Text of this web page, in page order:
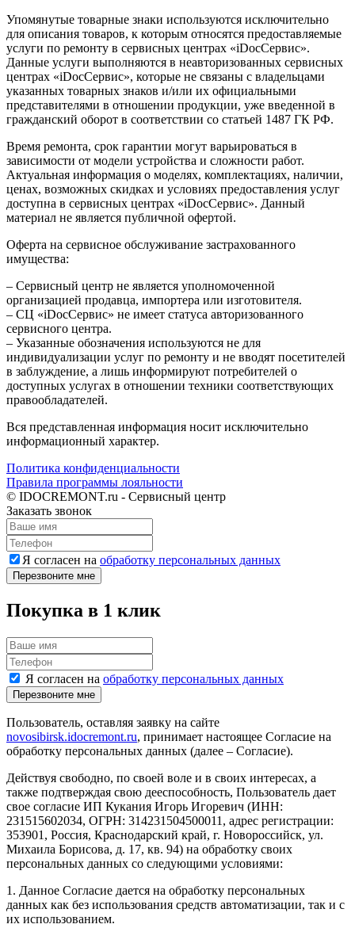
Упомянутые товарные знаки используются исключительно
для описания товаров, к которым относятся предоставляемые
услуги по ремонту в сервисных центрах «iDocСервис».
Данные услуги выполняются в неавторизованных сервисных
центрах «iDocСервис», которые не связаны с владельцами
указанных товарных знаков и/или их официальными
представителями в отношении продукции, уже введенной в
гражданский оборот в соответствии со статьей 1487 ГК РФ.
Время ремонта, срок гарантии могут варьироваться в
зависимости от модели устройства и сложности работ.
Актуальная информация о моделях, комплектациях, наличии,
ценах, возможных скидках и условиях предоставления услуг
доступна в сервисных центрах «iDocСервис». Данный
материал не является публичной офертой.
Оферта на сервисное обслуживание застрахованного
имущества:
– Сервисный центр не является уполномоченной
организацией продавца, импортера или изготовителя.
– СЦ «iDocСервис» не имеет статуса авторизованного
сервисного центра.
– Указанные обозначения используются не для
индивидуализации услуг по ремонту и не вводят посетителей
в заблуждение, а лишь информируют потребителей о
доступных услугах в отношении техники соответствующих
правообладателей.
Вся представленная информация носит исключительно
информационный характер.
Политика конфиденциальности
Правила программы лояльности
© IDOCREMONT.ru - Сервисный центр
Заказать звонок
Я согласен на обработку персональных данных
Перезвоните мне
Покупка в 1 клик
Я согласен на обработку персональных данных
Перезвоните мне
Пользователь, оставляя заявку на сайте
novosibirsk.idocremont.ru, принимает настоящее Согласие на
обработку персональных данных (далее – Согласие).
Действуя свободно, по своей воле и в своих интересах, а
также подтверждая свою дееспособность, Пользователь дает
свое согласие ИП Кукания Игорь Игоревич (ИНН:
231515602034, ОГРН: 314231504500011, адрес регистрации:
353901, Россия, Краснодарский край, г. Новороссийск, ул.
Михаила Борисова, д. 17, кв. 94) на обработку своих
персональных данных со следующими условиями:
1. Данное Согласие дается на обработку персональных
данных как без использования средств автоматизации, так и с
их использованием.